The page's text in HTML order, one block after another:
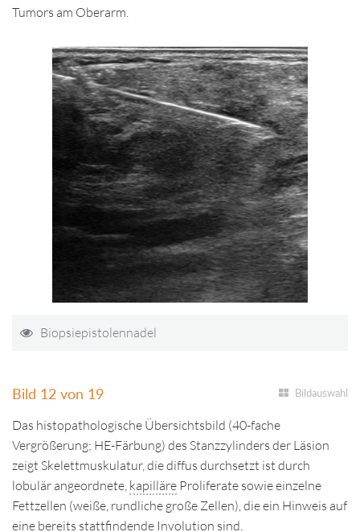
Tumors am Oberarm.
Biopsiepistolennadel
Bild 12 von 19 Bildauswahl
Das histopathologische Übersichtsbild (40-fache
Vergrößerung; HE-Färbung) des Stanzzylinders der Läsion
zeigt Skelettmuskulatur, die diffus durchsetzt ist durch
lobulär angeordnete, kapilläre Proliferate sowie einzelne
Fettzellen (weiße, rundliche große Zellen), die ein Hinweis auf
eine bereits stattfindende Involution sind.